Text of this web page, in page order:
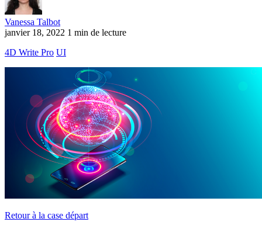
Vanessa Talbot
janvier 18, 2022 1 min de lecture
4D Write Pro UI
Retour à la case départ